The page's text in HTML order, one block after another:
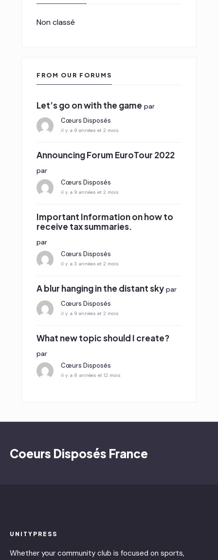
Non classé
FROM OUR FORUMS
Let’s go on with the game par
Cœurs Disposés
il y a 9 années et 2 mois
Announcing Forum EuroTour 2022
par
Cœurs Disposés
il y a 9 années et 2 mois
Important Information on how to
receive tax summaries.
par
Cœurs Disposés
il y a 3 années et 2 mois
A blur hanging in the distant sky par
Cœurs Disposés
il y a 9 années et 2 mois
What new topic should I create?
par
Cœurs Disposés
il y a 8 années et 12 mois
Coeurs Disposés France
UNITYPRESS
Whether your community club is focused on sports,